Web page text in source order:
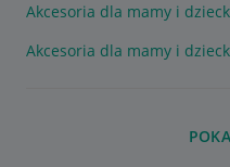
Akcesoria dla mamy i
Akcesoria dla mamy i